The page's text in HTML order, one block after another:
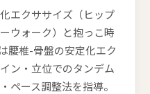
エクササイズ（ヒップ
ウォーク）と抱っこ時
腰椎-骨盤の安定化エク
ン・立位でのタンデム
ペース調整法を指導。